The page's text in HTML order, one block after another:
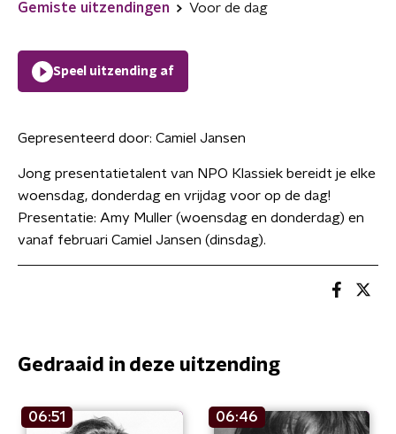
Gemiste uitzendingen Voor de dag
Speel uitzending af
Gepresenteerd door: Camiel Jansen
Jong presentatietalent van NPO Klassiek bereidt je elke
woensdag, donderdag en vrijdag voor op de dag!
Presentatie: Amy Muller (woensdag en donderdag) en
vanaf februari Camiel Jansen (dinsdag).
Gedraaid in deze uitzending
06:51 06:46